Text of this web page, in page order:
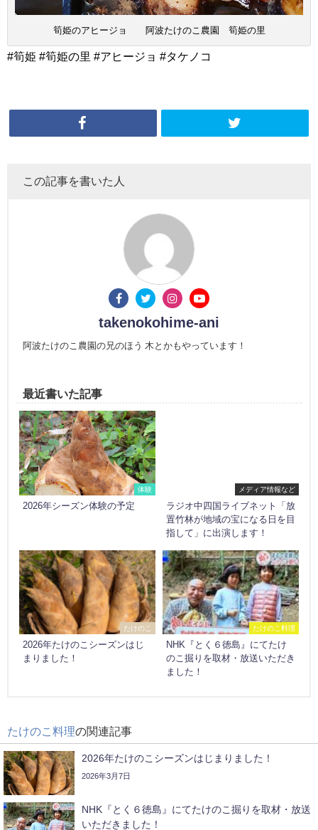
筍姫のアヒージョ 阿波たけのこ農園 筍姫の里
#筍姫 #筍姫の里 #アヒージョ #タケノコ
この記事を書いた人
takenokohime-ani
阿波たけのこ農園の兄のほう 木とかもやっています！
最近書いた記事
体験
2026年シーズン体験の予定
メディア情報など
ラジオ中四国ライブネット「放
置竹林が地域の宝になる日を目
指して」に出演します！
たけのこ
2026年たけのこシーズンはじ
まりました！
たけのこ料理
NHK『とく６徳島』にてたけ
のこ掘りを取材・放送いただき
ました！
たけのこ料理の関連記事
2026年たけのこシーズンはじまりました！
2026年3月7日
NHK『とく６徳島』にてたけのこ掘りを取材・放送
いただきました！